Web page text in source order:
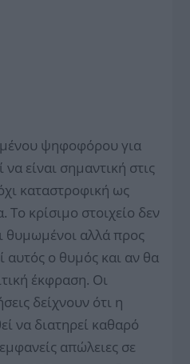
ψηφοφόρου για
είναι σημαντική στις
καταστροφική ως
κρίσιμο στοιχείο δεν
θυμωμένοι αλλά προς
αυτός ο θυμός και αν θα
έκφραση. Οι
δείχνουν ότι η
να διατηρεί καθαρό
απώλειες σε